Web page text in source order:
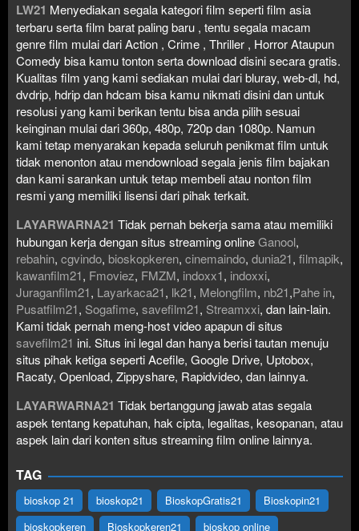
LW21 Menyediakan segala kategori film seperti film asia
terbaru serta film barat paling baru , tentu segala macam
genre film mulai dari Action , Crime , Thriller , Horror Ataupun
Comedy bisa kamu tonton serta download disini secara gratis.
Kualitas film yang kami sediakan mulai dari bluray, web-dl, hd,
dvdrip, hdrip dan hdcam bisa kamu nikmati disini dan untuk
resolusi yang kami berikan tentu bisa anda pilih sesuai
keinginan mulai dari 360p, 480p, 720p dan 1080p. Namun
kami tetap menyarakan kepada seluruh penikmat film untuk
tidak menonton atau mendownload segala jenis film bajakan
dan kami sarankan untuk tetap membeli atau nonton film
resmi yang memiliki lisensi dari pihak terkait.
LAYARWARNA21 Tidak pernah bekerja sama atau memiliki
hubungan kerja dengan situs streaming onlineGanool,
rebahin, cgvindo, bioskopkeren, cinemaindo, dunia21, filmapik,
kawanfilm21, Fmoviez, FMZM, indoxx1, indoxxi,
Juraganfilm21, Layarkaca21, lk21, Melongfilm, nb21,Pahe in,
Pusatfilm21, Sogafime, savefilm21, Streamxxi, dan lain-lain.
Kami tidak pernah meng-host video apapun di situs
savefilm21 ini. Situs ini legal dan hanya berisi tautan menuju
situs pihak ketiga seperti Acefile, Google Drive, Uptobox,
Racaty, Openload, Zippyshare, Rapidvideo, dan lainnya.
LAYARWARNA21 Tidak bertanggung jawab atas segala
aspek tentang kepatuhan, hak cipta, legalitas, kesopanan, atau
aspek lain dari konten situs streaming film online lainnya.
TAG
bioskop 21 bioskop21 BioskopGratis21
Bioskopin21
bioskopkeren
Bioskopkeren21 bioskop online